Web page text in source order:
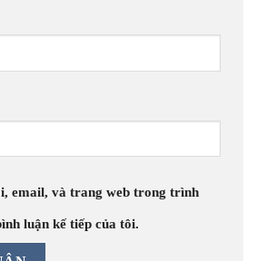
email, và trang web trong trình
luận kế tiếp của tôi.